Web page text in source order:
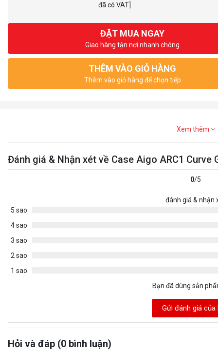
đã có VAT]
ĐẶT MUA NGAY
Giao hàng tận nơi nhanh chóng
THÊM VÀO GIỎ HÀNG
Thêm vào giỏ hàng để chọn tiếp
Xem thêm
Đánh giá & Nhận xét về Case Aigo ARC1
0/5
đánh giá & nhận
5 sao
4 sao
3 sao
2 sao
1 sao
Bạn đã dùng sản
Gửi đánh giá của
Hỏi và đáp (0 bình luận)